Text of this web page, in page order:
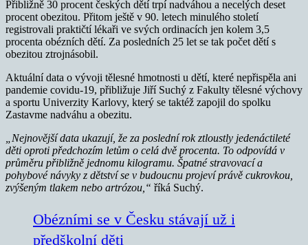
Přibližně 30 procent českých dětí trpí nadváhou a necelých deset
procent obezitou. Přitom ještě v 90. letech minulého století
registrovali praktičtí lékaři ve svých ordinacích jen kolem 3,5
procenta obézních dětí. Za posledních 25 let se tak počet dětí s
obezitou ztrojnásobil.
Aktuální data o vývoji tělesné hmotnosti u dětí, které nepřispěla ani
pandemie covidu-19, přibližuje Jiří Suchý z Fakulty tělesné výchovy
a sportu Univerzity Karlovy, který se taktéž zapojil do spolku
Zastavme nadváhu a obezitu.
„Nejnovější data ukazují, že za poslední rok ztloustly jedenáctileté
děti oproti předchozím letům o celá dvě procenta. To odpovídá v
průměru přibližně jednomu kilogramu. Špatné stravovací a
pohybové návyky z dětství se v budoucnu projeví právě cukrovkou,
zvýšeným tlakem nebo artrózou,“ říká Suchý.
Obézními se v Česku stávají už i
předškolní děti